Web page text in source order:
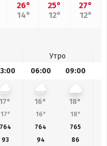
26°
14°
25°
12°
27°
12°
Утро
06:00 09:00
17° 16° 18°
17° 16° 18°
764 764 765
93 94 86